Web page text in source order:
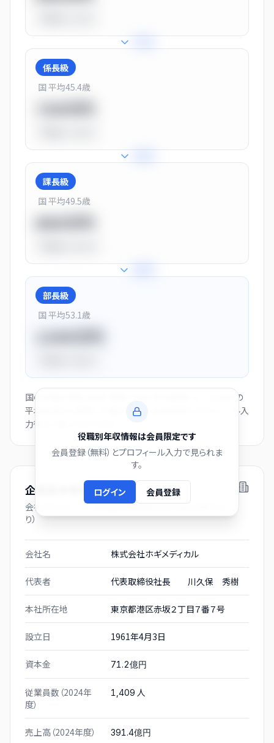
係長級
国 平均45.4歳
課長級
国 平均49.5歳
部長級
国 平均53.1歳
役職別年収情報は会員限定です
会員登録（無料）とプロフィール入力で見られま
す。
ログイン 会員登録
国の役職別賃金（部長・課長・係長・非役職者）と、この会社の
平均年収から逆算した推計値です。会員登録とプロフィール入
力後にご覧いただけます。
企業基本情報
会社プロフィール（有価証券報告書および gBizINFO よ
り）
会社名 株式会社ホギメディカル
代表者 代表取締役社長 川久保 秀樹
本社所在地 東京都港区赤坂２丁目７番７号
設立日 1961年4月3日
資本金 71.2億円
従業員数（2024年
度）
1,409 人
売上高（2024年度） 391.4億円